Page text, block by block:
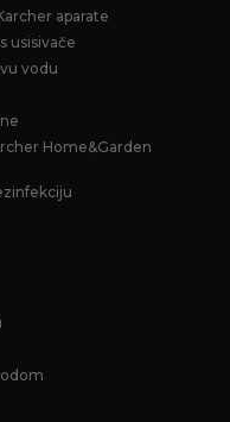
aparate
usisivače
vodu
Home&Garden